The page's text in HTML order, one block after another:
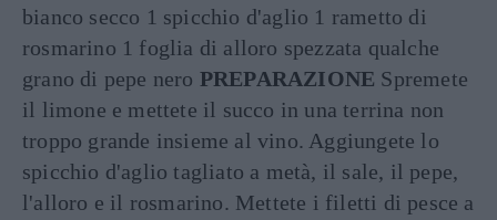
bianco secco 1 spicchio d'aglio 1 rametto di
rosmarino 1 foglia di alloro spezzata qualche
grano di pepe nero PREPARAZIONE Spremete
il limone e mettete il succo in una terrina non
troppo grande insieme al vino. Aggiungete lo
spicchio d'aglio tagliato a metà, il sale, il pepe,
l'alloro e il rosmarino. Mettete i filetti di pesce a